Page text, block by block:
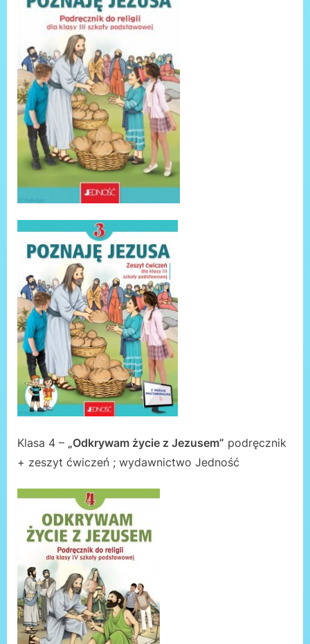
Klasa 4 – „Odkrywam życie z Jezusem” podręcznik
+ zeszyt ćwiczeń ; wydawnictwo Jedność